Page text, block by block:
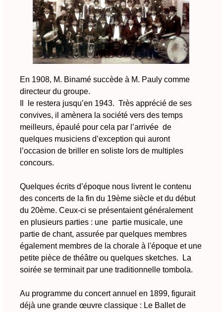
En 1908, M. Binamé succède à M. Pauly comme
directeur du groupe.
Il le restera jusqu’en 1943. Très apprécié de ses
convives, il amènera la société vers des temps
meilleurs, épaulé pour cela par l’arrivée de
quelques musiciens d’exception qui auront
l’occasion de briller en soliste lors de multiples
concours.
Quelques écrits d’époque nous livrent le contenu
des concerts de la fin du 19ème siècle et du début
du 20ème. Ceux-ci se présentaient généralement
en plusieurs parties : une partie musicale, une
partie de chant, assurée par quelques membres
également membres de la chorale à l'époque et une
petite pièce de théâtre ou quelques sketches. La
soirée se terminait par une traditionnelle tombola.
Au programme du concert annuel en 1899, figurait
déjà une grande œuvre classique : Le Ballet de